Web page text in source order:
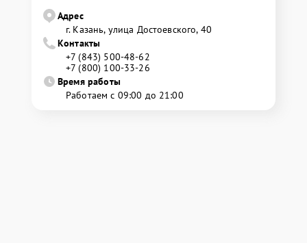
Адрес
г. Казань, улица Достоевского, 40
Контакты
+7 (843) 500-48-62
+7 (800) 100-33-26
Время работы
Работаем с 09:00 до 21:00